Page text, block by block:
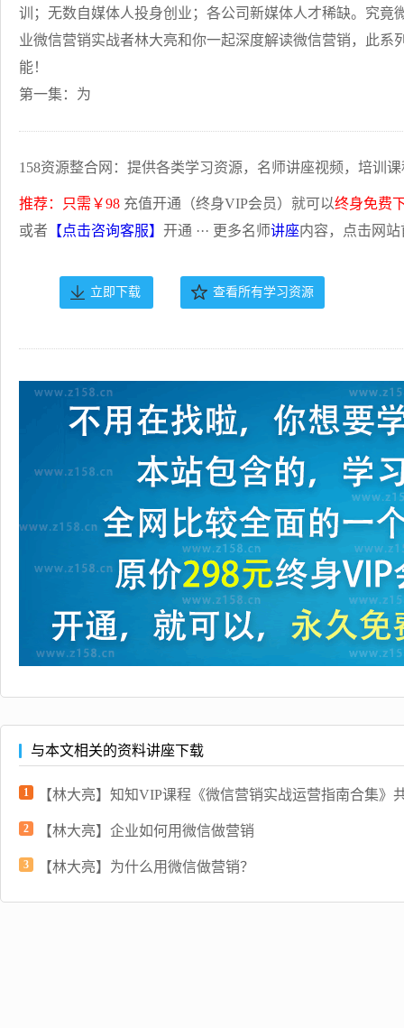
训；无数自媒体人投身创业；各公司新媒体人才稀缺。究
业微信营销实战者林大亮和你一起深度解读微信营销，此
能！
第一集：为
158资源整合网：提供各类学习资源，名师讲座视频，培训
推荐：只需￥98 充值开通（终身VIP会员）就可以终身免费
或者 【点击咨询客服】 开通 ··· 更多名师讲座内容，点击网
立即下载 查看所有学习资源
与本文相关的资料讲座下载
1 【林大亮】知知VIP课程《微信营销实战运营指南合集》
2 【林大亮】企业如何用微信做营销
3 【林大亮】为什么用微信做营销？